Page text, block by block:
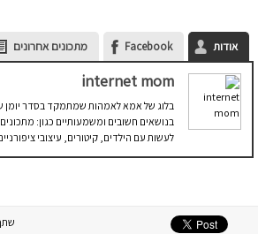
אודות Facebook מתכונים אחרונים
internet mom
בלוג של אמא לאמהות שמתמקד בסדר יומן
בנושאים חשובים ומשמעותיים כגון:
לעשות עם הילדים, קיטורים, עיצובי